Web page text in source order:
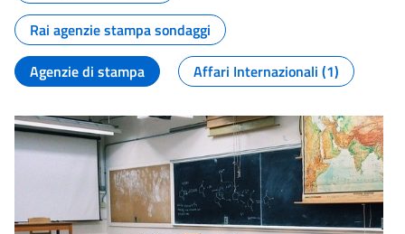
Rai agenzie stampa sondaggi
Agenzie di stampa
Affari Internazionali (1)